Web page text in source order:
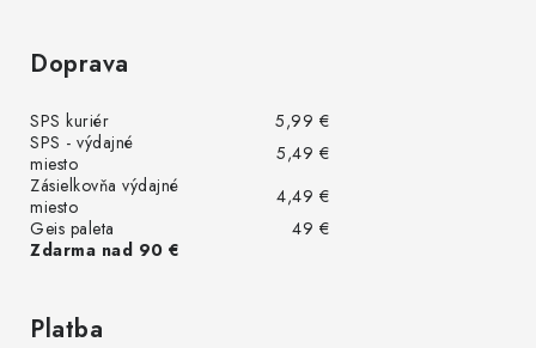
Doprava
SPS kuriér
5,99 €
SPS - výdajné
miesto
5,49 €
Zásielkovňa výdajné
miesto
4,49 €
Geis paleta
49 €
Zdarma nad 90 €
Platba